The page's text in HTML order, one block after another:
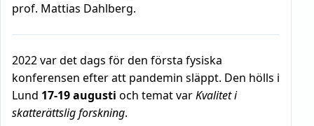
prof. Mattias Dahlberg.
2022 var det dags för den första fysiska
konferensen efter att pandemin släppt. Den hölls i
Lund 17-19 augusti och temat varKvalitet i
skatterättslig forskning.